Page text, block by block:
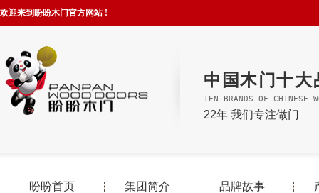
欢迎来到盼盼木门官方网站 !
中国木门十大
TEN BRANDS OF CHINESE
22年 我们专注做门
盼盼首页 集团简介 品牌故事